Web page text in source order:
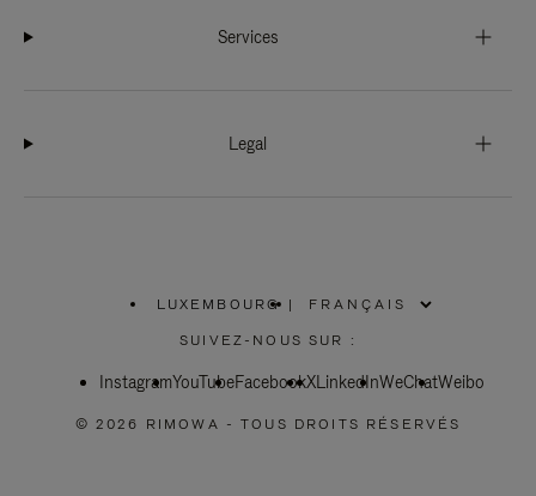
Services
Legal
LUXEMBOURG
SÉLECTIONNEZ
VOTRE
|
SUIVEZ-NOUS SUR :
InstagramYouTubeFacebookXLinkedInWeChatWeibo
© 2026 RIMOWA - TOUS DROITS RÉSERVÉS